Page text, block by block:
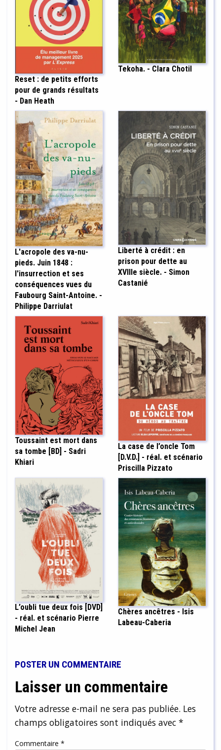
Reset : de petits efforts
pour de grands résultats
- Dan Heath
Tekoha. - Clara Chotil
L'acropole des va-nu-
pieds. Juin 1848 :
l'insurrection et ses
conséquences vues du
Faubourg Saint-Antoine. -
Philippe Darriulat
Liberté à crédit : en
prison pour dette au
XVIIIe siècle. - Simon
Castanié
Toussaint est mort dans
sa tombe [BD] - Sadri
Khiari
La case de l’oncle Tom
[D.V.D.] - réal. et scénario
Priscilla Pizzato
L’oubli tue deux fois [DVD]
- réal. et scénario Pierre
Michel Jean
Chères ancêtres - Isis
Labeau-Caberia
POSTER UN COMMENTAIRE
Laisser un commentaire
Votre adresse e-mail ne sera pas publiée. Les
champs obligatoires sont indiqués avec *
Commentaire *